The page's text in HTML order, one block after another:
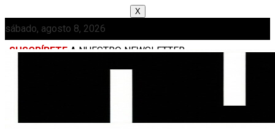
X
sábado, agosto 8, 2026
SUSCRÍBETE A NUESTRO NEWSLETTER